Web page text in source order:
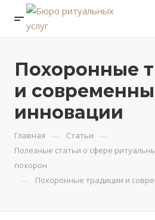
Похоронные
и
инновации
Главная — Статьи —
Полезные статьи о сфере
похорон
— Похоронные традиции и